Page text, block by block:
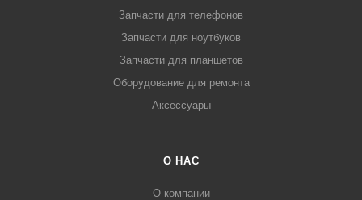
Запчасти для телефонов
Запчасти для ноутбуков
Запчасти для планшетов
Оборудование для ремонта
Аксессуары
О НАС
О компании